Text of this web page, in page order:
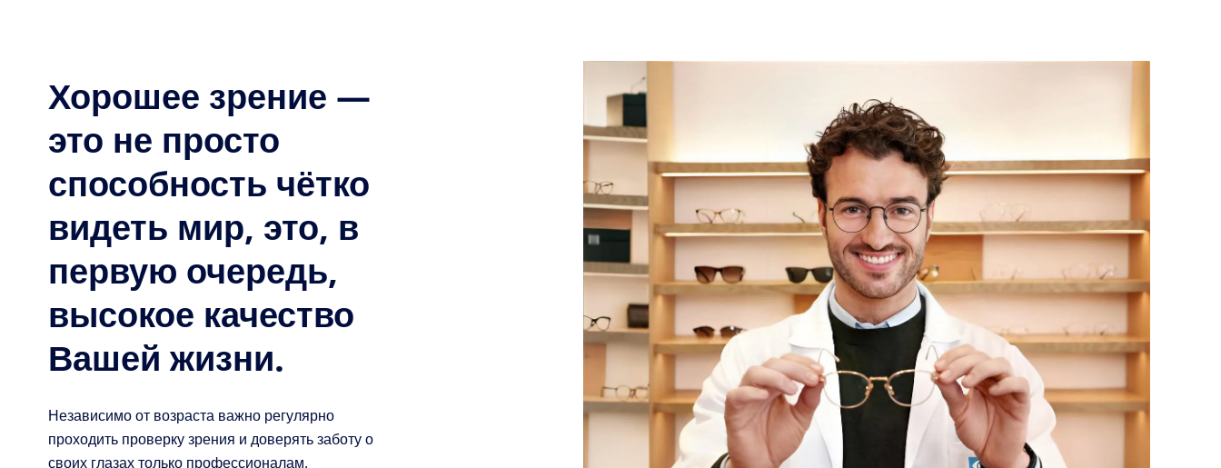
Хорошее зрение —
это не просто
способность чётко
видеть мир, это, в
первую очередь,
высокое качество
Вашей жизни.
Независимо от возраста важно регулярно
проходить проверку зрения и доверять заботу о
своих глазах только профессионалам.